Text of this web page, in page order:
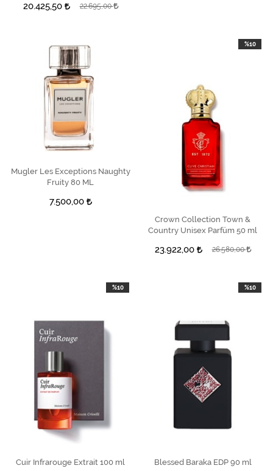
20.425,50 22.695,00
SEPETE EKLE
Mugler Les Exceptions Naughty
Fruity 80 ML
7.500,00
SEPETE EKLE
Crown Collection Town &
Country Unisex Parfüm 50 ml
23.922,00 26.580,00
%10
SEPETE EKLE
Cuir Infrarouge Extrait 100 ml
%10
SEPETE EKLE Blessed Baraka EDP 90 ml
%10